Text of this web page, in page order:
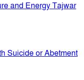
and Energy Tajwar
Suicide or Abetment